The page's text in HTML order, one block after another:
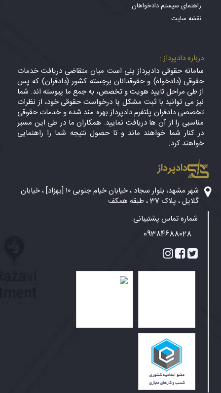
راهنمای سیستم دادخواهان
نقشه سایت
درباره دادپرداز :
سامانه حقوقی دادپرداز پلی است میان متقاضی دریافت خدمات
حقوقی (دادخواه) و حقوقدانان برجسته کشور (دادفران) که پس
از طی مراحل تایید هویت و تخصص، به جمع ما پیوسته اند. شما
نیز می توانید با ثبت مشکل یا درخواست حقوقی خود، از نظرات
تخصصی دادفران پلتفرم دادپرداز بهره مند شده و خدمات حقوقی
مناسبی را از آن ها دریافت نمایید. همکاران ما در طی این مسیر
در کنار شما خواهند ماند و تا حصول نتیجه شما را راهنمایی
خواهند کرد.
دادپرداز
شهر مشهد، بلوار سجاد ، خیابان خیام جنوبی ۱۰ [بهزاد] ، خیابان
گلایل ، پلاک 37 ، طبقه همکف
شماره تماس پشتیبانی:
09384688028